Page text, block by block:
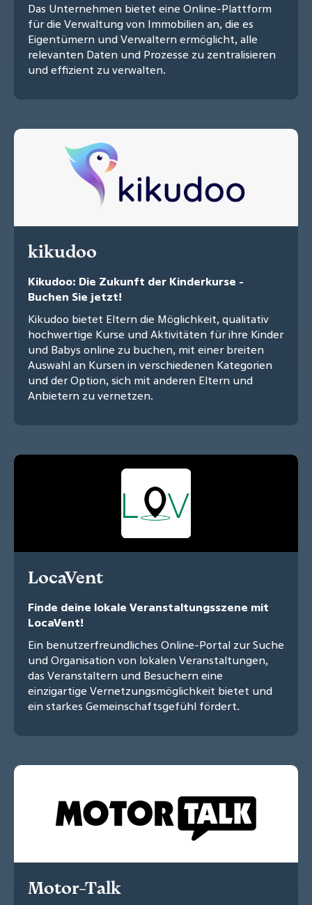
Das Unternehmen bietet eine Online-Plattform
für die Verwaltung von Immobilien an, die es
Eigentümern und Verwaltern ermöglicht, alle
relevanten Daten und Prozesse zu zentralisieren
und effizient zu verwalten.
kikudoo
Kikudoo: Die Zukunft der Kinderkurse -
Buchen Sie jetzt!
Kikudoo bietet Eltern die Möglichkeit, qualitativ
hochwertige Kurse und Aktivitäten für ihre Kinder
und Babys online zu buchen, mit einer breiten
Auswahl an Kursen in verschiedenen Kategorien
und der Option, sich mit anderen Eltern und
Anbietern zu vernetzen.
LocaVent
Finde deine lokale Veranstaltungsszene mit
LocaVent!
Ein benutzerfreundliches Online-Portal zur Suche
und Organisation von lokalen Veranstaltungen,
das Veranstaltern und Besuchern eine
einzigartige Vernetzungsmöglichkeit bietet und
ein starkes Gemeinschaftsgefühl fördert.
Motor-Talk